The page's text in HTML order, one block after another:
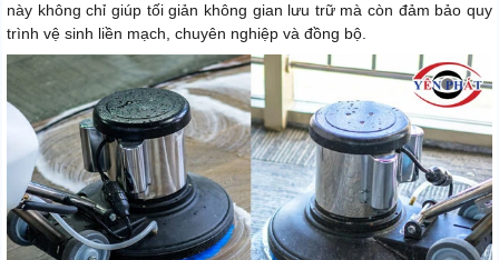
này không chỉ giúp tối giản không gian lưu trữ mà còn đảm bảo quy
trình vệ sinh liền mạch, chuyên nghiệp và đồng bộ.